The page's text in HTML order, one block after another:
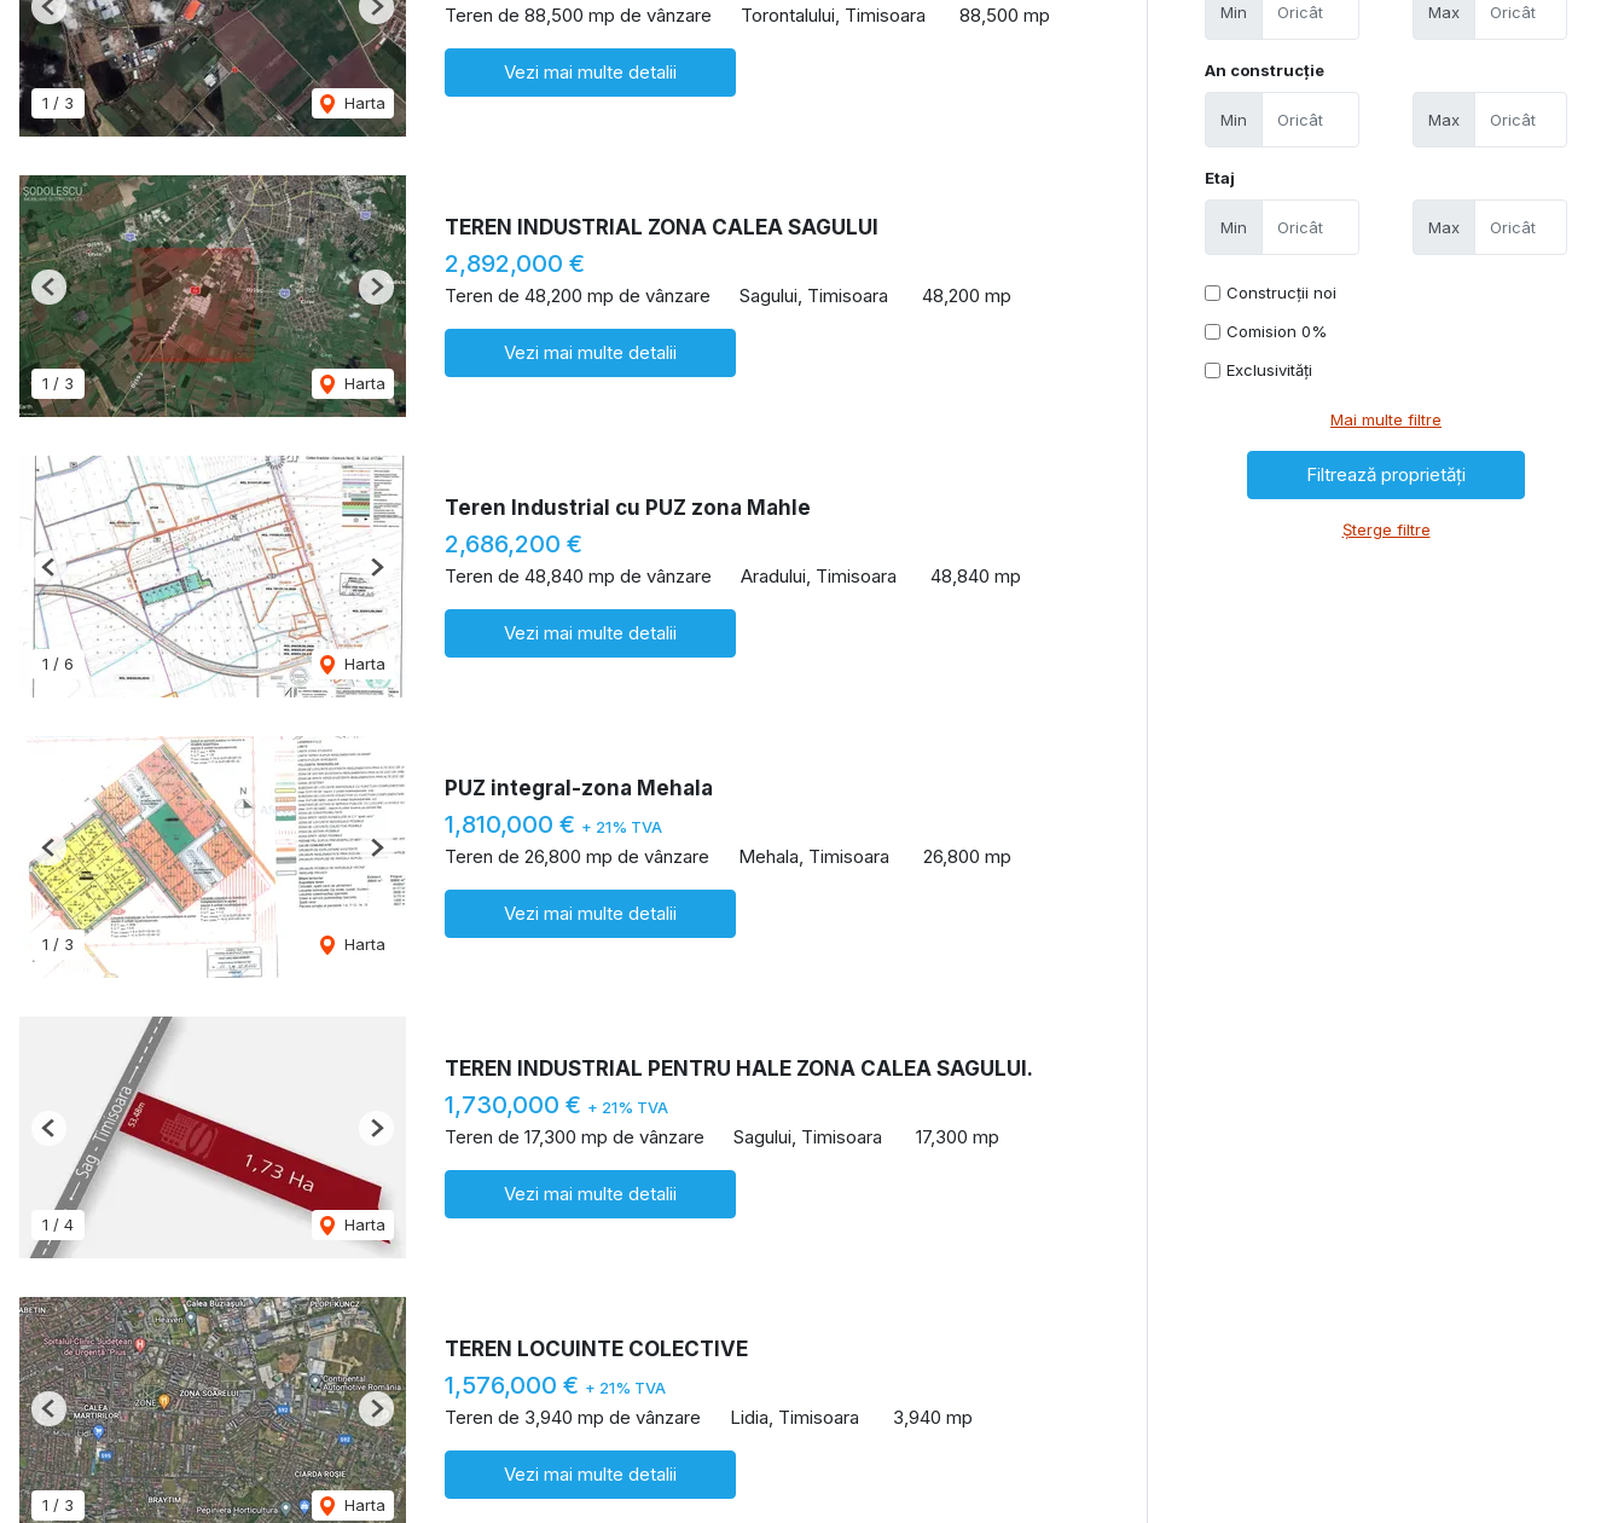
1 / 3 Harta
Previous Next Teren de 88,500 mp de vânzare Torontalului, Timisoara 88,500 mp
Vezi mai multe detalii
1 / 3 Harta
Previous Next
TEREN INDUSTRIAL ZONA CALEA SAGULUI
2,892,000 €
Teren de 48,200 mp de vânzare Sagului, Timisoara 48,200 mp
Vezi mai multe detalii
1 / 6 Harta
Previous Next
Teren Industrial cu PUZ zona Mahle
2,686,200 €
Teren de 48,840 mp de vânzare Aradului, Timisoara 48,840 mp
Vezi mai multe detalii
1 / 3 Harta
Previous Next
PUZ integral-zona Mehala
1,810,000 € + 21% TVA
Teren de 26,800 mp de vânzare Mehala, Timisoara 26,800 mp
Vezi mai multe detalii
1 / 4 Harta
Previous Next
TEREN INDUSTRIAL PENTRU HALE ZONA CALEA SAGULUI.
1,730,000 € + 21% TVA
Teren de 17,300 mp de vânzare Sagului, Timisoara 17,300 mp
Vezi mai multe detalii
1 / 3 Harta
Previous Next
TEREN LOCUINTE COLECTIVE
1,576,000 € + 21% TVA
Teren de 3,940 mp de vânzare Lidia, Timisoara 3,940 mp
Vezi mai multe detalii
Min Max
An construcție
Min Max
Etaj
Min Max
Construcții noi
Comision 0%
Exclusivități
Mai multe filtre
Șterge filtre